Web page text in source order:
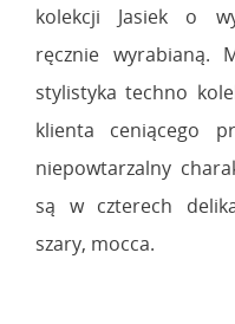
kolekcji Jasiek o
ręcznie wyrabianą.
stylistyka techno
klienta ceniącego
niepowtarzalny
są w czterech
szary, mocca.